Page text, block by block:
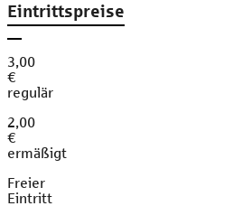
Eintrittspreise
3,00
€
regulär
2,00
€
ermäßigt
Freier
Eintritt